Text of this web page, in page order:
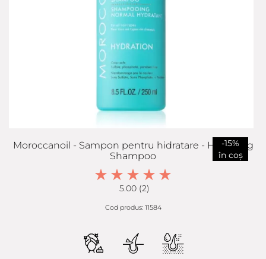
Moroccanoil - Sampon pentru hidratare - Hydrating
Shampoo
-15%
în coș
5.00 (2)
Cod produs: 11584